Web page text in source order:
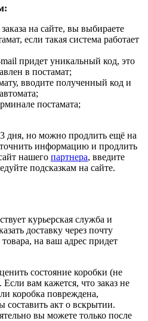
на сайте, вы выбираете
если такая система работает
придет уникальный код, это
в постамат;
вводите полученный код и
постамата;
дня, но можно продлить ещё на
информацию и продлить
нашего партнера, введите
подсказкам на сайте.
курьерская служба и
доставку через почту
на ваш адрес придет
состояние коробки (не
вам кажется, что заказ не
коробка повреждена,
составить акт о вскрытии.
вы можете только после